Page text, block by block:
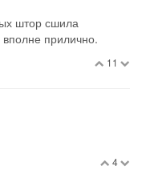
штор сшила
вполне прилично.
11
4